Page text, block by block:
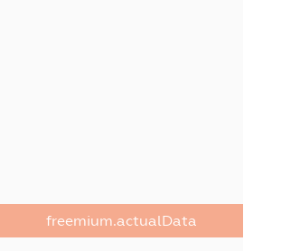
freemium.actualData